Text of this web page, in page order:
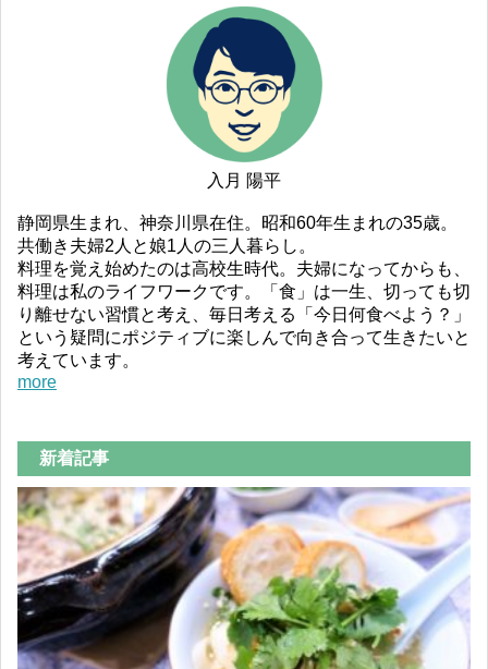
入月 陽平
静岡県生まれ、神奈川県在住。昭和60年生まれの35歳。
共働き夫婦2人と娘1人の三人暮らし。
料理を覚え始めたのは高校生時代。夫婦になってからも、
料理は私のライフワークです。「食」は一生、切っても切
り離せない習慣と考え、毎日考える「今日何食べよう？」
という疑問にポジティブに楽しんで向き合って生きたいと
考えています。
more
新着記事